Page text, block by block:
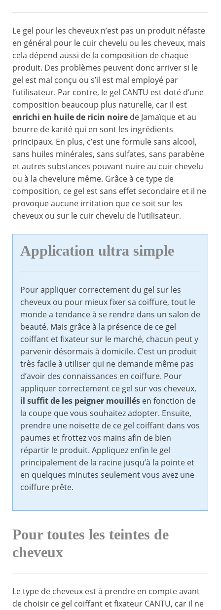
Le gel pour les cheveux n’est pas un produit néfaste
en général pour le cuir chevelu ou les cheveux, mais
cela dépend aussi de la composition de chaque
produit. Des problèmes peuvent donc arriver si le
gel est mal conçu ou s’il est mal employé par
l’utilisateur. Par contre, le gel CANTU est doté d’une
composition beaucoup plus naturelle, car il est
enrichi en huile de ricin noire de Jamaïque et au
beurre de karité qui en sont les ingrédients
principaux. En plus, c’est une formule sans alcool,
sans huiles minérales, sans sulfates, sans parabène
et autres substances pouvant nuire au cuir chevelu
ou à la chevelure même. Grâce à ce type de
composition, ce gel est sans effet secondaire et il ne
provoque aucune irritation que ce soit sur les
cheveux ou sur le cuir chevelu de l’utilisateur.
Application ultra simple
Pour appliquer correctement du gel sur les
cheveux ou pour mieux fixer sa coiffure, tout le
monde a tendance à se rendre dans un salon de
beauté. Mais grâce à la présence de ce gel
coiffant et fixateur sur le marché, chacun peut y
parvenir désormais à domicile. C’est un produit
très facile à utiliser qui ne demande même pas
d’avoir des connaissances en coiffure. Pour
appliquer correctement ce gel sur vos cheveux,
il suffit de les peigner mouillés en fonction de
la coupe que vous souhaitez adopter. Ensuite,
prendre une noisette de ce gel coiffant dans vos
paumes et frottez vos mains afin de bien
répartir le produit. Appliquez enfin le gel
principalement de la racine jusqu’à la pointe et
en quelques minutes seulement vous avez une
coiffure prête.
Pour toutes les teintes de
cheveux
Le type de cheveux est à prendre en compte avant
de choisir ce gel coiffant et fixateur CANTU, car il ne